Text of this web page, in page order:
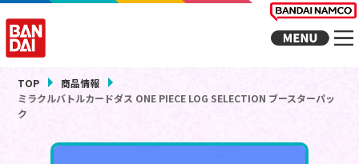
TOP
商品情報
ミラクルバトルカードダス ONE PIECE LOG SELECTION ブースターパッ
ク